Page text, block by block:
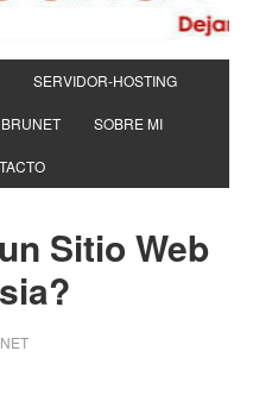
SERVIDOR-HOSTING
SOBRE MI
Sitio Web